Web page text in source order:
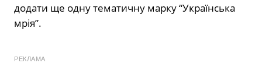
додати ще одну тематичну марку “Українська
мрія”.
РЕКЛАМА